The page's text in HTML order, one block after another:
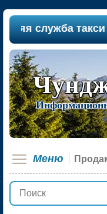
служба такси
Меню